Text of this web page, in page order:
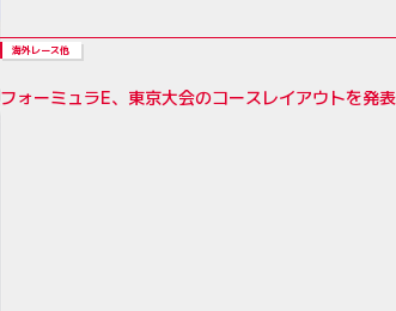
海外レース他
フォーミュラE、東京大会のコースレイアウトを発